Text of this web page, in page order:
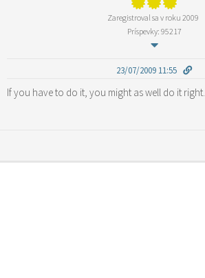
Zaregistroval sa v roku 2009
Príspevky: 95217
23/07/2009 11:55
If you have to do it, you might as well do it right.